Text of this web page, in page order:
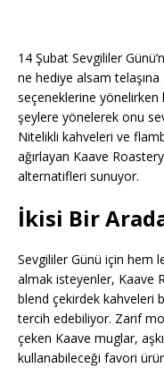
14 Şubat Sevgililer
ne hediye alsam
seçeneklerine yönelirken
şeylere yönelerek onu
Nitelikli kahveleri ve
ağırlayan Kaave
alternatifleri sunuyor.
İkisi Bir
Sevgililer Günü için hem
almak isteyenler, Kaave
blend çekirdek kahveleri
tercih edebiliyor. Zarif
çeken Kaave muglar,
kullanabileceği favori